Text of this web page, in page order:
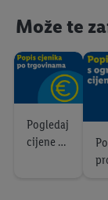
Od ponedjeljka 3.8.
Može te
Pogledaj
cijene po